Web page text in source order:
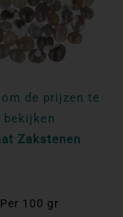
de prijzen te
bekijken
Zakstenen
Per 100 gr